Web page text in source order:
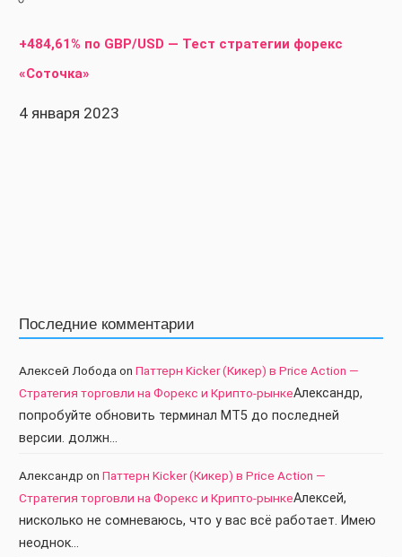
+484,61% по GBP/USD — Тест стратегии форекс
«Соточка»
4 января 2023
Последние комментарии
Алексей Лобода on Паттерн Kicker (Кикер) в Price Action —
Стратегия торговли на Форекс и Крипто-рынкеАлександр,
попробуйте обновить терминал МТ5 до последней
версии. должн…
Александр on Паттерн Kicker (Кикер) в Price Action —
Стратегия торговли на Форекс и Крипто-рынкеАлексей,
нисколько не сомневаюсь, что у вас всё работает. Имею
неоднок…